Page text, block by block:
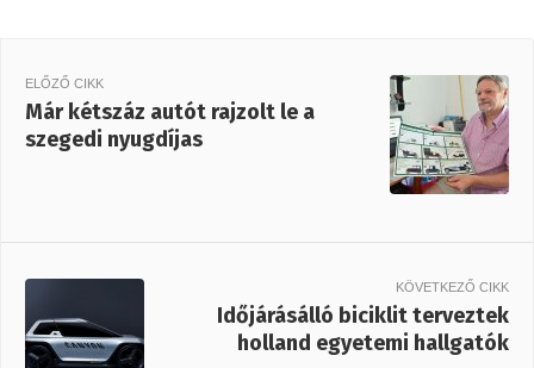
ELŐZŐ CIKK
Már kétszáz autót rajzolt le a
szegedi nyugdíjas
KÖVETKEZŐ CIKK
Időjárásálló biciklit terveztek
holland egyetemi hallgatók